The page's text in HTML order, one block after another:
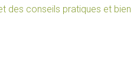
des conseils pratiques et bien